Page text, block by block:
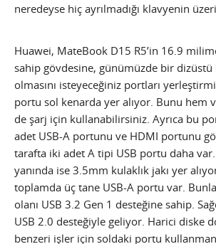
neredeyse hiç ayrılmadığı klavyenin
Huawei, MateBook D15 R5’in 16.9
sahip gövdesine, günümüzde bir dizüstü
olmasını isteyeceğiniz portları
portu sol kenarda yer alıyor. Bunu hem
de şarj için kullanabilirsiniz. Ayrıca bu
adet USB-A portunu ve HDMI portunu
tarafta iki adet A tipi USB portu daha
yanında ise 3.5mm kulaklık jakı yer
toplamda üç tane USB-A portu var.
olanı USB 3.2 Gen 1 desteğine sahip.
USB 2.0 desteğiyle geliyor. Harici diske
benzeri işler için soldaki portu